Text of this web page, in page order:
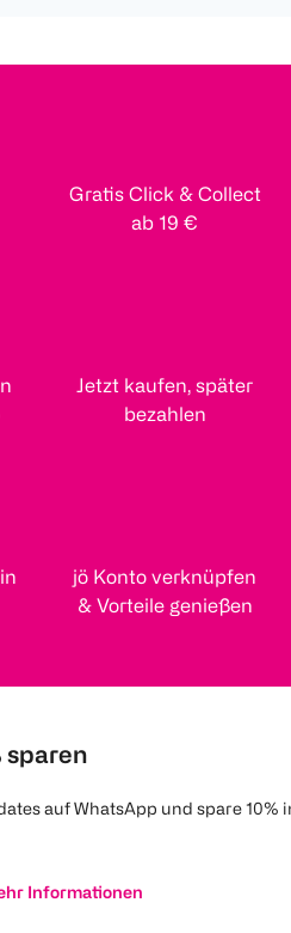
Gratis Click & Collect
ab 19 €
Jetzt kaufen, später
bezahlen
jö Konto verknüpfen
& Vorteile genießen
sparen
auf WhatsApp und spare 10%
Informationen